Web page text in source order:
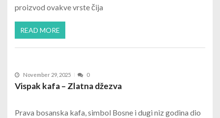
proizvod ovakve vrste čija
READ MORE
November 29, 2025 0
Vispak kafa – Zlatna džezva
Prava bosanska kafa, simbol Bosne i dugi niz godina dio